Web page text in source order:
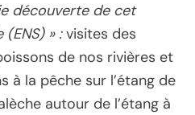
découverte de cet
» :visites des
de nos rivières et
à la pêche sur l’étang de
autour de l’étang à